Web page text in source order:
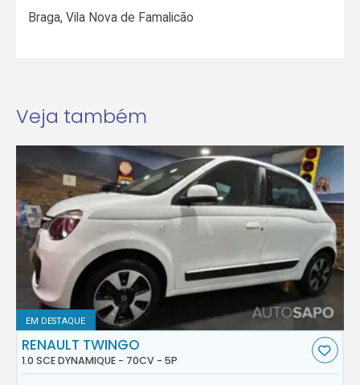
Braga,Vila Nova de Famalicão
Veja também
EM DESTAQUE
RENAULT TWINGO
1.0 SCE DYNAMIQUE - 70CV - 5P